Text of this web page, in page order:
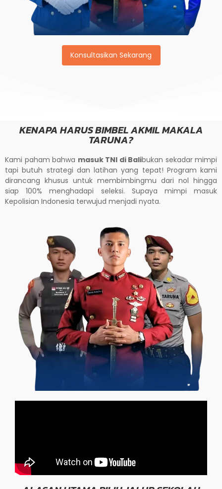
Konsultasikan Sekarang
KENAPA HARUS BIMBEL AKMIL MAKALA
TARUNA?
Kami paham bahwa masuk TNI di Balibukan sekadar mimpi
tapi butuh strategi dan latihan yang tepat! Program kami
dirancang khusus untuk membimbingmu dari nol hingga
siap 100% menghadapi seleksi. Supaya mimpi masuk
Kepolisian Indonesia terwujud menjadi nyata.